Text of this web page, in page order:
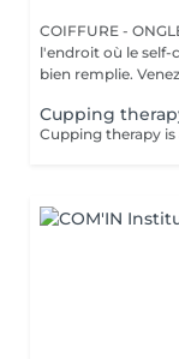
COIFFURE - ONGLERIE
l'endroit où le self-
bien remplie.
Cupping